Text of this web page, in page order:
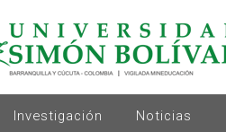
Investigación Noticias